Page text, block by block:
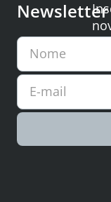
Newsletter
Nome
E-mail